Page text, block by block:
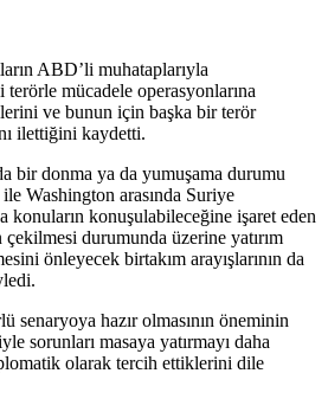
ABD’li muhataplarıyla
mücadele operasyonlarına
ve bunun için başka bir terör
ilettiğini kaydetti.
bir donma ya da yumuşama durumu
Washington arasında Suriye
konuların konuşulabileceğine işaret eden
durumunda üzerine yatırım
önleyecek birtakım arayışlarının da
senaryoya hazır olmasının öneminin
sorunları masaya yatırmayı daha
olarak tercih ettiklerini dile